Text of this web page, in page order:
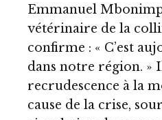
Emmanuel
vétérinaire de la
confirme : « C’est
dans notre région. »
recrudescence à la
cause de la crise,